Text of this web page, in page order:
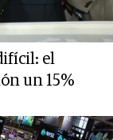
el
un 15%